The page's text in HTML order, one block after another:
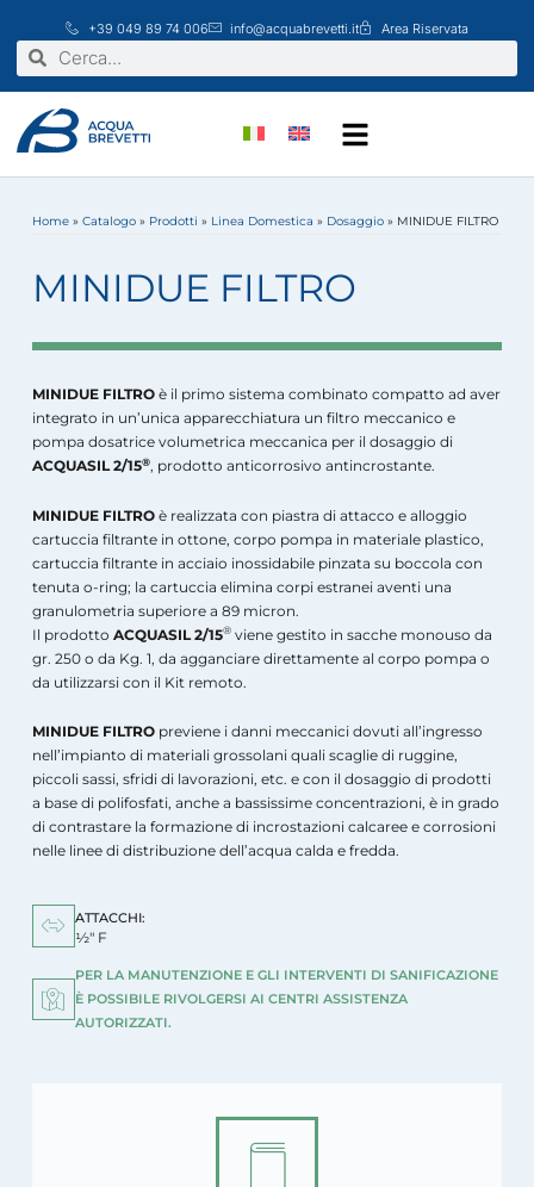
contenuto
+39 049 89 74 006 info@acquabrevetti.it Area Riservata
Cerca Cerca
Home »Catalogo » Prodotti » Linea Domestica » Dosaggio » MINIDUE FILTRO
MINIDUE FILTRO
MINIDUE FILTRO è il primo sistema combinato compatto ad aver
integrato in un’unica apparecchiatura un filtro meccanico e
pompa dosatrice volumetrica meccanica per il dosaggio di
ACQUASIL 2/15®, prodotto anticorrosivo antincrostante.
MINIDUE FILTRO è realizzata con piastra di attacco e alloggio
cartuccia filtrante in ottone, corpo pompa in materiale plastico,
cartuccia filtrante in acciaio inossidabile pinzata su boccola con
tenuta o-ring; la cartuccia elimina corpi estranei aventi una
granulometria superiore a 89 micron.
Il prodottoACQUASIL 2/15® viene gestito in sacche monouso da
gr. 250 o da Kg. 1, da agganciare direttamente al corpo pompa o
da utilizzarsi con il Kit remoto.
MINIDUE FILTRO previene i danni meccanici dovuti all’ingresso
nell’impianto di materiali grossolani quali scaglie di ruggine,
piccoli sassi, sfridi di lavorazioni, etc. e con il dosaggio di prodotti
a base di polifosfati, anche a bassissime concentrazioni, è in grado
di contrastare la formazione di incrostazioni calcaree e corrosioni
nelle linee di distribuzione dell’acqua calda e fredda.
ATTACCHI:
½" F
PER LA MANUTENZIONE E GLI INTERVENTI DI SANIFICAZIONE
È POSSIBILE RIVOLGERSI AI CENTRI ASSISTENZA
AUTORIZZATI.